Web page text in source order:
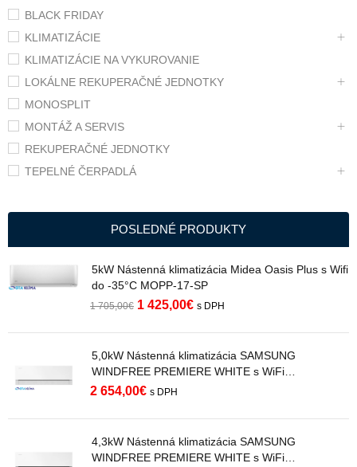
BLACK FRIDAY
KLIMATIZÁCIE
KLIMATIZÁCIE NA VYKUROVANIE
LOKÁLNE REKUPERAČNÉ JEDNOTKY
MONOSPLIT
MONTÁŽ A SERVIS
REKUPERAČNÉ JEDNOTKY
TEPELNÉ ČERPADLÁ
POSLEDNÉ PRODUKTY
5kW Nástenná klimatizácia Midea Oasis Plus s Wifi
do -35°C MOPP-17-SP
1 705,00€ 1 425,00€ s DPH
5,0kW Nástenná klimatizácia SAMSUNG
WINDFREE PREMIERE WHITE s WiFi
AR70H18C1AWNEU R32
2 654,00€ s DPH
4,3kW Nástenná klimatizácia SAMSUNG
WINDFREE PREMIERE WHITE s WiFi